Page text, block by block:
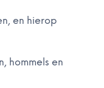
en hierop
hommels en